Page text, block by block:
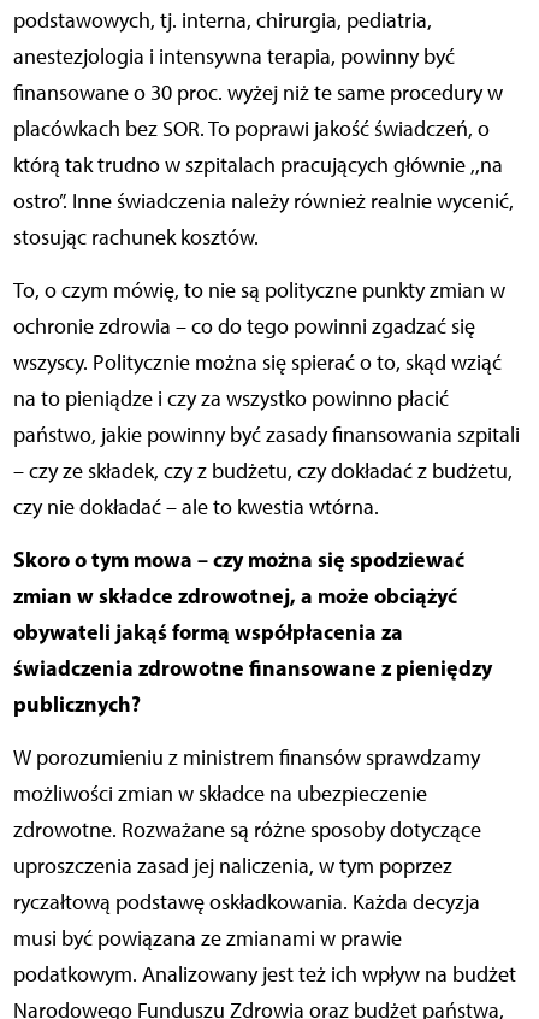
podstawowych, tj. interna, chirurgia, pediatria,
anestezjologia i intensywna terapia, powinny być
finansowane o 30 proc. wyżej niż te same procedury w
placówkach bez SOR. To poprawi jakość świadczeń, o
którą tak trudno w szpitalach pracujących głównie ,,na
ostro”. Inne świadczenia należy również realnie wycenić,
stosując rachunek kosztów.
To, o czym mówię, to nie są polityczne punkty zmian w
ochronie zdrowia – co do tego powinni zgadzać się
wszyscy. Politycznie można się spierać o to, skąd wziąć
na to pieniądze i czy za wszystko powinno płacić
państwo, jakie powinny być zasady finansowania szpitali
– czy ze składek, czy z budżetu, czy dokładać z budżetu,
czy nie dokładać – ale to kwestia wtórna.
Skoro o tym mowa – czy można się spodziewać
zmian w składce zdrowotnej, a może obciążyć
obywateli jakąś formą współpłacenia za
świadczenia zdrowotne finansowane z pieniędzy
publicznych?
W porozumieniu z ministrem finansów sprawdzamy
możliwości zmian w składce na ubezpieczenie
zdrowotne. Rozważane są różne sposoby dotyczące
uproszczenia zasad jej naliczenia, w tym poprzez
ryczałtową podstawę oskładkowania. Każda decyzja
musi być powiązana ze zmianami w prawie
podatkowym. Analizowany jest też ich wpływ na budżet
Narodowego Funduszu Zdrowia oraz budżet państwa,